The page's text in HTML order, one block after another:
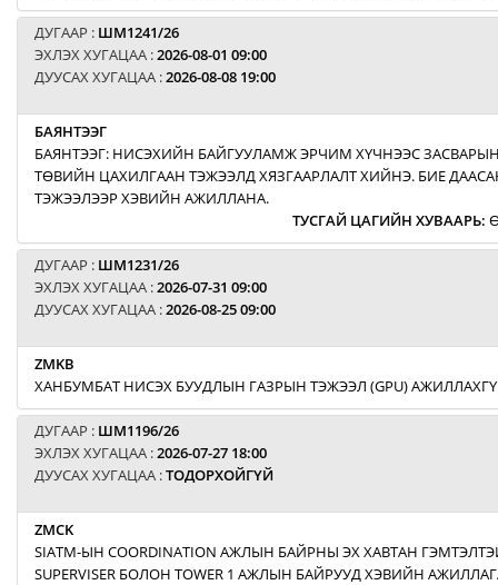
ДУГААР : ШМ1241/26
ЭХЛЭХ ХУГАЦАА :2026-08-01 09:00
ДУУСАХ ХУГАЦАА :2026-08-08 19:00
БАЯНТЭЭГ
БАЯНТЭЭГ: НИСЭХИЙН БАЙГУУЛАМЖ ЭРЧИМ ХҮЧНЭЭС
ТӨВИЙН ЦАХИЛГААН ТЭЖЭЭЛД ХЯЗГААРЛАЛТ ХИЙНЭ. БИЕ
ТЭЖЭЭЛЭЭР ХЭВИЙН АЖИЛЛАНА.
ТУСГАЙ ЦАГИЙН ХУВААРЬ:
ДУГААР : ШМ1231/26
ЭХЛЭХ ХУГАЦАА :2026-07-31 09:00
ДУУСАХ ХУГАЦАА :2026-08-25 09:00
ZMKB
ХАНБУМБАТ НИСЭХ БУУДЛЫН ГАЗРЫН ТЭЖЭЭЛ (GPU)
ДУГААР : ШМ1196/26
ЭХЛЭХ ХУГАЦАА :2026-07-27 18:00
ДУУСАХ ХУГАЦАА :ТОДОРХОЙГҮЙ
ZMCK
SIATM-ЫН COORDINATION АЖЛЫН БАЙРНЫ ЭХ ХАВТАН
SUPERVISER БОЛОН TOWER 1 АЖЛЫН БАЙРУУД ХЭВИЙН